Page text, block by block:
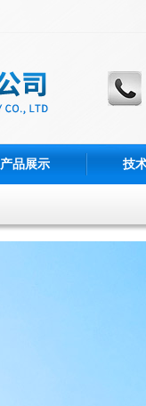
产品展示 技